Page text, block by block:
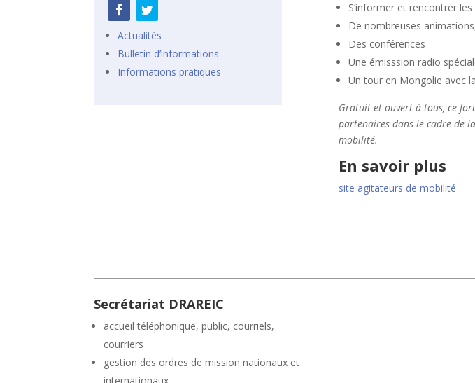
Actualités
Bulletin d’informations
Informations pratiques
S’informer et rencontrer
De nombreuses
Des conférences
Une émisssion radio
Un tour en Mongolie avec
Gratuit et ouvert à tous, ce
partenaires dans le cadre de
mobilité.
En savoir plus
site agitateurs de mobilité
Secrétariat DRAREIC
accueil téléphonique, public, courriels,
courriers
gestion des ordres de mission nationaux et